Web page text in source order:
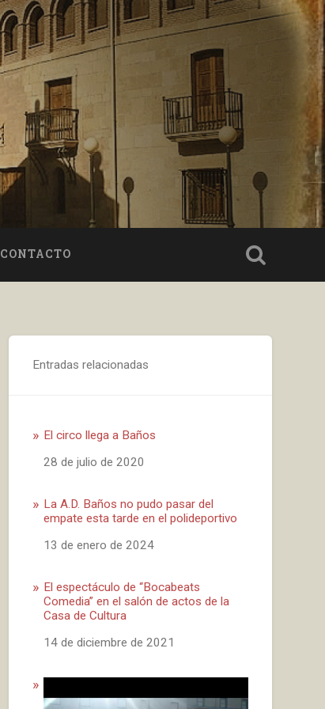
CONTACTO
Entradas relacionadas
El circo llega a Baños
Fecha
28 de julio de 2020
La A.D. Baños no pudo pasar del
empate esta tarde en el polideportivo
Fecha
13 de enero de 2024
El espectáculo de “Bocabeats
Comedia” en el salón de actos de la
Casa de Cultura
Fecha
14 de diciembre de 2021